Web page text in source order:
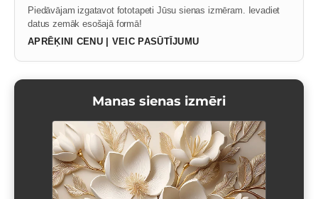
Piedāvājam izgatavot fototapeti Jūsu sienas izmēram. Ievadiet
datus zemāk esošajā formā!
APRĒĶINI CENU | VEIC PASŪTĪJUMU
Manas sienas izmēri